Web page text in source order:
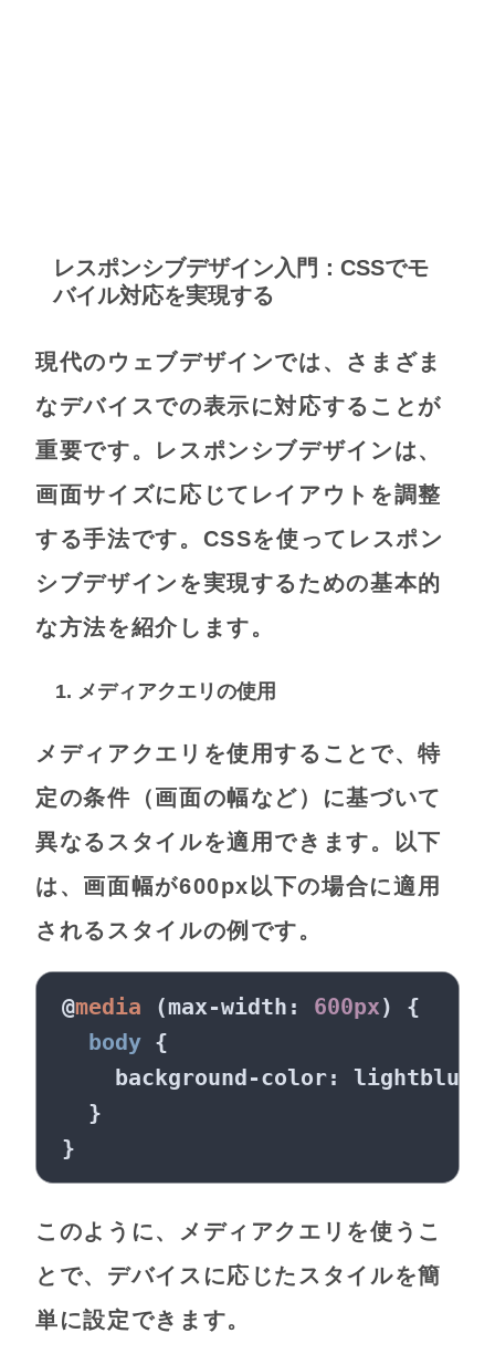
レスポンシブデザイン入門：CSSでモ
バイル対応を実現する
現代のウェブデザインでは、さまざま
なデバイスでの表示に対応することが
重要です。レスポンシブデザインは、
画面サイズに応じてレイアウトを調整
する手法です。CSSを使ってレスポン
シブデザインを実現するための基本的
な方法を紹介します。
1. メディアクエリの使用
メディアクエリを使用することで、特
定の条件（画面の幅など）に基づいて
異なるスタイルを適用できます。以下
は、画面幅が600px以下の場合に適用
されるスタイルの例です。
@media (max-width: 600px) {
body {
background-color:
  }
このように、メディアクエリを使うこ
とで、デバイスに応じたスタイルを簡
単に設定できます。